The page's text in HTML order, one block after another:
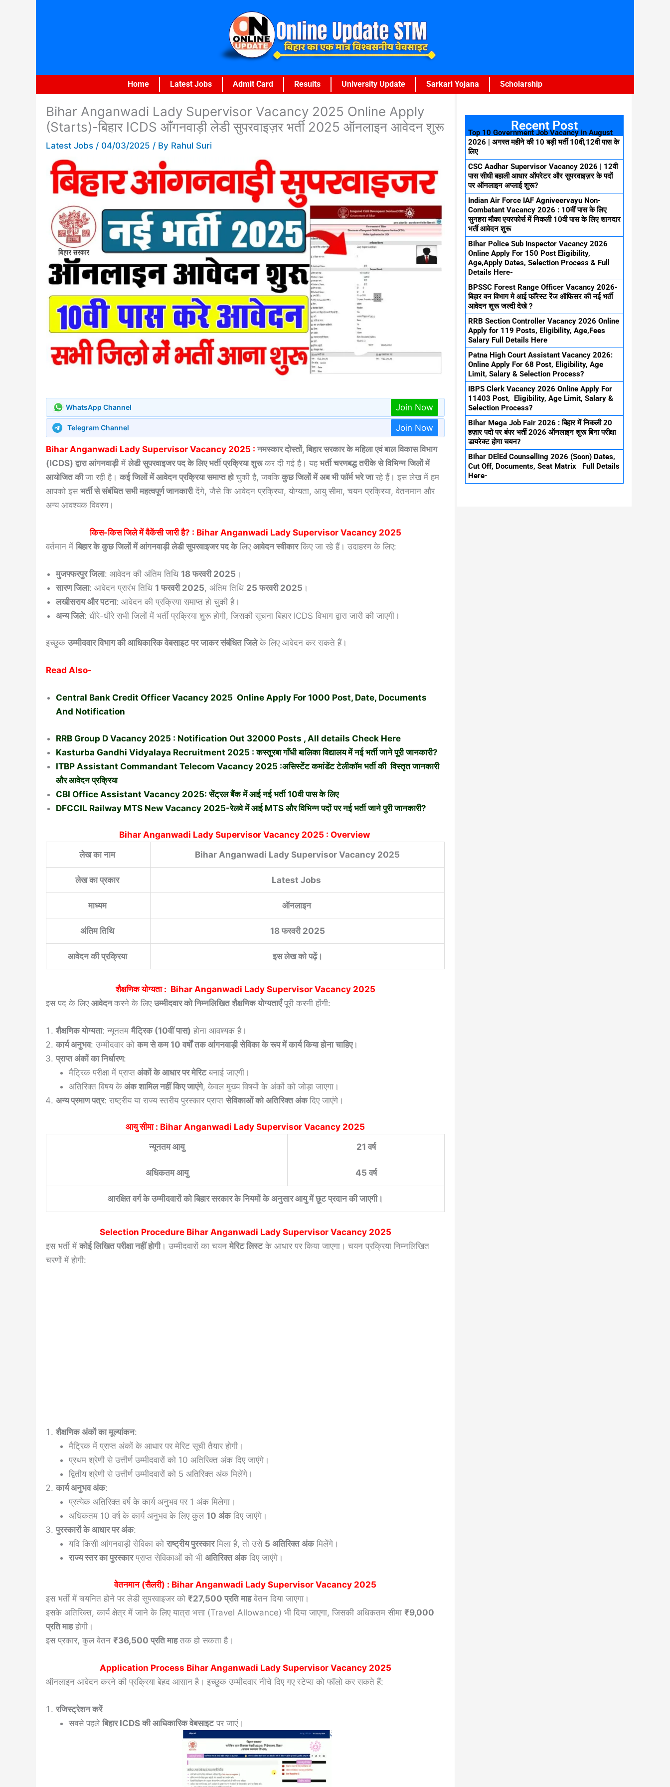
Home Latest Jobs Admit Card Results University Update Sarkari Yojana Scholarship
Bihar Anganwadi Lady Supervisor Vacancy 2025 Online Apply
(Starts)-बिहार ICDS आँगनवाड़ी लेडी सुपरवाइज़र भर्ती 2025 ऑनलाइन आवेदन शुरू
Latest Jobs / 04/03/2025 / By Rahul Suri
WhatsApp Channel Join Now
Telegram Channel Join Now
Bihar Anganwadi Lady Supervisor Vacancy 2025 : नमस्कार दोस्तों, बिहार सरकार के महिला एवं बाल विकास विभाग
(ICDS) द्वारा आंगनवाड़ीमें लेडी सुपरवाइजर पद के लिए भर्ती प्रक्रिया शुरूकर दी गई है। यहभर्ती चरणबद्ध तरीके से विभिन्न जिलों में
आयोजित कीजा रही है। कई जिलों में आवेदन प्रक्रिया समाप्त होचुकी है, जबकि कुछ जिलों में अब भी फॉर्म भरे जारहे हैं। इस लेख में हम
आपको इस भर्ती से संबंधित सभी महत्वपूर्ण जानकारीदेंगे, जैसे कि आवेदन प्रक्रिया, योग्यता, आयु सीमा, चयन प्रक्रिया, वेतनमान और
अन्य आवश्यक विवरण।
किस-किस जिले में वैकेंसी जारी है? : Bihar Anganwadi Lady Supervisor Vacancy 2025
वर्तमान में बिहार के कुछ जिलों में आंगनवाड़ी लेडी सुपरवाइजर पद केलिए आवेदन स्वीकारकिए जा रहे हैं। उदाहरण के लिए:
मुजफ्फरपुर जिला: आवेदन की अंतिम तिथि 18 फरवरी 2025 ।
सारण जिला: आवेदन प्रारंभ तिथि 1 फरवरी 2025, अंतिम तिथि 25 फरवरी 2025 ।
लखीसराय और पटना: आवेदन की प्रक्रिया समाप्त हो चुकी है।
अन्य जिले: धीरे-धीरे सभी जिलों में भर्ती प्रक्रिया शुरू होगी, जिसकी सूचना बिहार ICDS विभाग द्वारा जारी की जाएगी।
इच्छुक उम्मीदवार विभाग की आधिकारिक वेबसाइट पर जाकर संबंधित जिलेके लिए आवेदन कर सकते हैं।
Read Also-
Central Bank Credit Officer Vacancy 2025 Online Apply For 1000 Post, Date, Documents
And Notification
RRB Group D Vacancy 2025 : Notification Out 32000 Posts , All details Check Here
Kasturba Gandhi Vidyalaya Recruitment 2025 : कस्तूरबा गाँधी बालिका विद्यालय में नई भर्ती जाने पूरी जानकारी?
ITBP Assistant Commandant Telecom Vacancy 2025 :असिस्टेंट कमांडेंट टेलीकॉम भर्ती की विस्तृत जानकारी
और आवेदन प्रक्रिया
CBI Office Assistant Vacancy 2025: सेंट्रल बैंक में आई नई भर्ती 10वी पास के लिए
DFCCIL Railway MTS New Vacancy 2025-रेलवे में आई MTS और विभिन्न पदों पर नई भर्ती जाने पुरी जानकारी?
Bihar Anganwadi Lady Supervisor Vacancy 2025 : Overview
लेख का नाम
Bihar Anganwadi Lady Supervisor Vacancy 2025
लेख का प्रकार Latest Jobs
माध्यम ऑनलाइन
अंतिम तिथि 18 फरवरी 2025
आवेदन की प्रक्रिया इस लेख को पढ़ें।
शैक्षणिक योग्यता : Bihar Anganwadi Lady Supervisor Vacancy 2025
इस पद के लिए आवेदनकरने के लिए उम्मीदवार को निम्नलिखित शैक्षणिक योग्यताएँपूरी करनी होंगी:
शैक्षणिक योग्यता: न्यूनतम मैट्रिक (10वीं पास) होना आवश्यक है।
कार्य अनुभव: उम्मीदवार को कम से कम 10 वर्षों तक आंगनवाड़ी सेविका के रूप में कार्य किया होना चाहिए।
प्राप्त अंकों का निर्धारण:
मैट्रिक परीक्षा में प्राप्तअंकों के आधार पर मेरिटबनाई जाएगी।
अतिरिक्त विषय केअंक शामिल नहीं किए जाएंगे, केवल मुख्य विषयों के अंकों को जोड़ा जाएगा।
अन्य प्रमाण पत्र: राष्ट्रीय या राज्य स्तरीय पुरस्कार प्राप्त सेविकाओं को अतिरिक्त अंकदिए जाएंगे।
आयु सीमा : Bihar Anganwadi Lady Supervisor Vacancy 2025
न्यूनतम आयु
21 वर्ष
अधिकतम आयु 45 वर्ष
आरक्षित वर्ग के उम्मीदवारों को बिहार सरकार के नियमों के अनुसार आयु में छूट प्रदान की जाएगी।
Selection Procedure Bihar Anganwadi Lady Supervisor Vacancy 2025
इस भर्ती में कोई लिखित परीक्षा नहीं होगी। उम्मीदवारों का चयन मेरिट लिस्टके आधार पर किया जाएगा। चयन प्रक्रिया निम्नलिखित
चरणों में होगी:
शैक्षणिक अंकों का मूल्यांकन:
मैट्रिक में प्राप्त अंकों के आधार पर मेरिट सूची तैयार होगी।
प्रथम श्रेणी से उत्तीर्ण उम्मीदवारों को 10 अतिरिक्त अंक दिए जाएंगे।
द्वितीय श्रेणी से उत्तीर्ण उम्मीदवारों को 5 अतिरिक्त अंक मिलेंगे।
कार्य अनुभव अंक:
प्रत्येक अतिरिक्त वर्ष के कार्य अनुभव पर 1 अंक मिलेगा।
अधिकतम 10 वर्ष के कार्य अनुभव के लिए कुल 10 अंकदिए जाएंगे।
पुरस्कारों के आधार पर अंक:
यदि किसी आंगनवाड़ी सेविका को राष्ट्रीय पुरस्कारमिला है, तो उसे 5 अतिरिक्त अंकमिलेंगे।
राज्य स्तर का पुरस्कारप्राप्त सेविकाओं को भी अतिरिक्त अंकदिए जाएंगे।
वेतनमान (सैलरी) : Bihar Anganwadi Lady Supervisor Vacancy 2025
इस भर्ती में चयनित होने पर लेडी सुपरवाइजर को ₹27,500 प्रति माहवेतन दिया जाएगा।
इसके अतिरिक्त, कार्य क्षेत्र में जाने के लिए यात्रा भत्ता (Travel Allowance) भी दिया जाएगा, जिसकी अधिकतम सीमा ₹9,000
प्रति माहहोगी।
इस प्रकार, कुल वेतन ₹36,500 प्रति माहतक हो सकता है।
Application Process Bihar Anganwadi Lady Supervisor Vacancy 2025
ऑनलाइन आवेदन करने की प्रक्रिया बेहद आसान है। इच्छुक उम्मीदवार नीचे दिए गए स्टेप्स को फॉलो कर सकते हैं:
रजिस्ट्रेशन करें
सबसे पहले बिहार ICDS की आधिकारिक वेबसाइटपर जाएं।
Recent Post
Top 10 Government Job Vacancy in August
2026 | अगस्त महीने की 10 बड़ी भर्ती 10वी,12वी पास के
लिए
CSC Aadhar Supervisor Vacancy 2026 | 12वी
पास सीधी बहाली आधार ऑपरेटर और सुपरवाइज़र के पदों
पर ऑनलाइन अप्लाई शुरू?
Indian Air Force IAF Agniveervayu Non-
Combatant Vacancy 2026 : 10वीं पास के लिए
सुनहरा मौका एयरफोर्स में निकली 10वी पास के लिए शानदार
भर्ती आवेदन शुरू
Bihar Police Sub Inspector Vacancy 2026
Online Apply For 150 Post Eligibility,
Age,Apply Dates, Selection Process & Full
Details Here-
BPSSC Forest Range Officer Vacancy 2026-
बिहार वन विभाग मे आई फॉरेस्ट रेंज ऑफिसर की नई भर्ती
आवेदन शुरू जल्दी देखे ?
RRB Section Controller Vacancy 2026 Online
Apply for 119 Posts, Eligibility, Age,Fees
Salary Full Details Here
Patna High Court Assistant Vacancy 2026:
Online Apply For 68 Post, Eligibility, Age
Limit, Salary & Selection Process?
IBPS Clerk Vacancy 2026 Online Apply For
11403 Post, Eligibility, Age Limit, Salary &
Selection Process?
Bihar Mega Job Fair 2026 : बिहार में निकली 20
हज़ार पदो पर बंपर भर्ती 2026 ऑनलाइन शुरू बिना परीक्षा
डायरेक्ट होगा चयन?
Bihar DElEd Counselling 2026 (Soon) Dates,
Cut Off, Documents, Seat Matrix Full Details
Here-